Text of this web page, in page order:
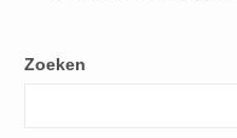
Zoeken